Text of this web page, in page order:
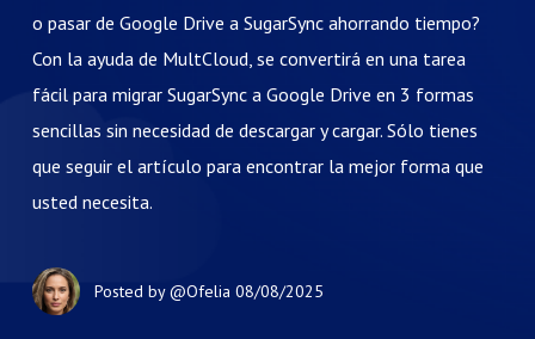
o pasar de Google Drive a SugarSync ahorrando tiempo?
Con la ayuda de MultCloud, se convertirá en una tarea
fácil para migrar SugarSync a Google Drive en 3 formas
sencillas sin necesidad de descargar y cargar. Sólo tienes
que seguir el artículo para encontrar la mejor forma que
usted necesita.
Posted by@Ofelia 08/08/2025